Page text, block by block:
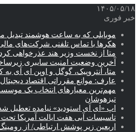
۱۴۰۵/۰۵/۱۸
خبر فوری
موبایلی که به ساعت هوشمند تبدیل
هکرها با تماس تلفنی شرکت‌های
متا از نخست وزیر هند عذرخواهی کرد
آخرین وضعیت امنیت سایبری
متا، آنتروپیک، گوگل و اوپن ای آی
عارف: موانع مقرراتی اقتصاد
مهم‌ترین معیارهای انتخاب یک
تیزهوشان
اپ «ای آی استودید» نیامده تعطیل
تاسیسات آبی هفت ایالت آمریکا
اربعین زیر پوشش ارتباطی/ از رومینگ